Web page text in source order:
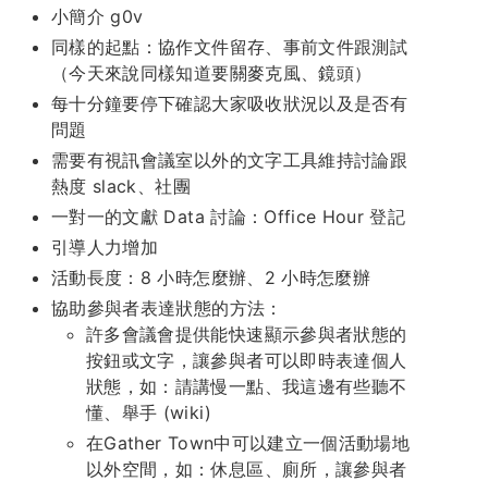
小簡介 g0v
同樣的起點：協作文件留存、事前文件跟測試
（今天來說同樣知道要關麥克風、鏡頭）
每十分鐘要停下確認大家吸收狀況以及是否有
問題
需要有視訊會議室以外的文字工具維持討論跟
熱度 slack、社團
一對一的文獻 Data 討論：Office Hour 登記
引導人力增加
活動長度：8 小時怎麼辦、2 小時怎麼辦
協助參與者表達狀態的方法：
許多會議會提供能快速顯示參與者狀態的
按鈕或文字，讓參與者可以即時表達個人
狀態，如：請講慢一點、我這邊有些聽不
懂、舉手 (wiki)
在Gather Town中可以建立一個活動場地
以外空間，如：休息區、廁所，讓參與者